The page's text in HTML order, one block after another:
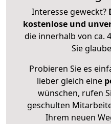
Interesse geweckt?
kostenlose und
die innerhalb von ca.
Sie
Probieren Sie es
lieber gleich eine
wünschen, rufen
geschulten
Ihrem neuen